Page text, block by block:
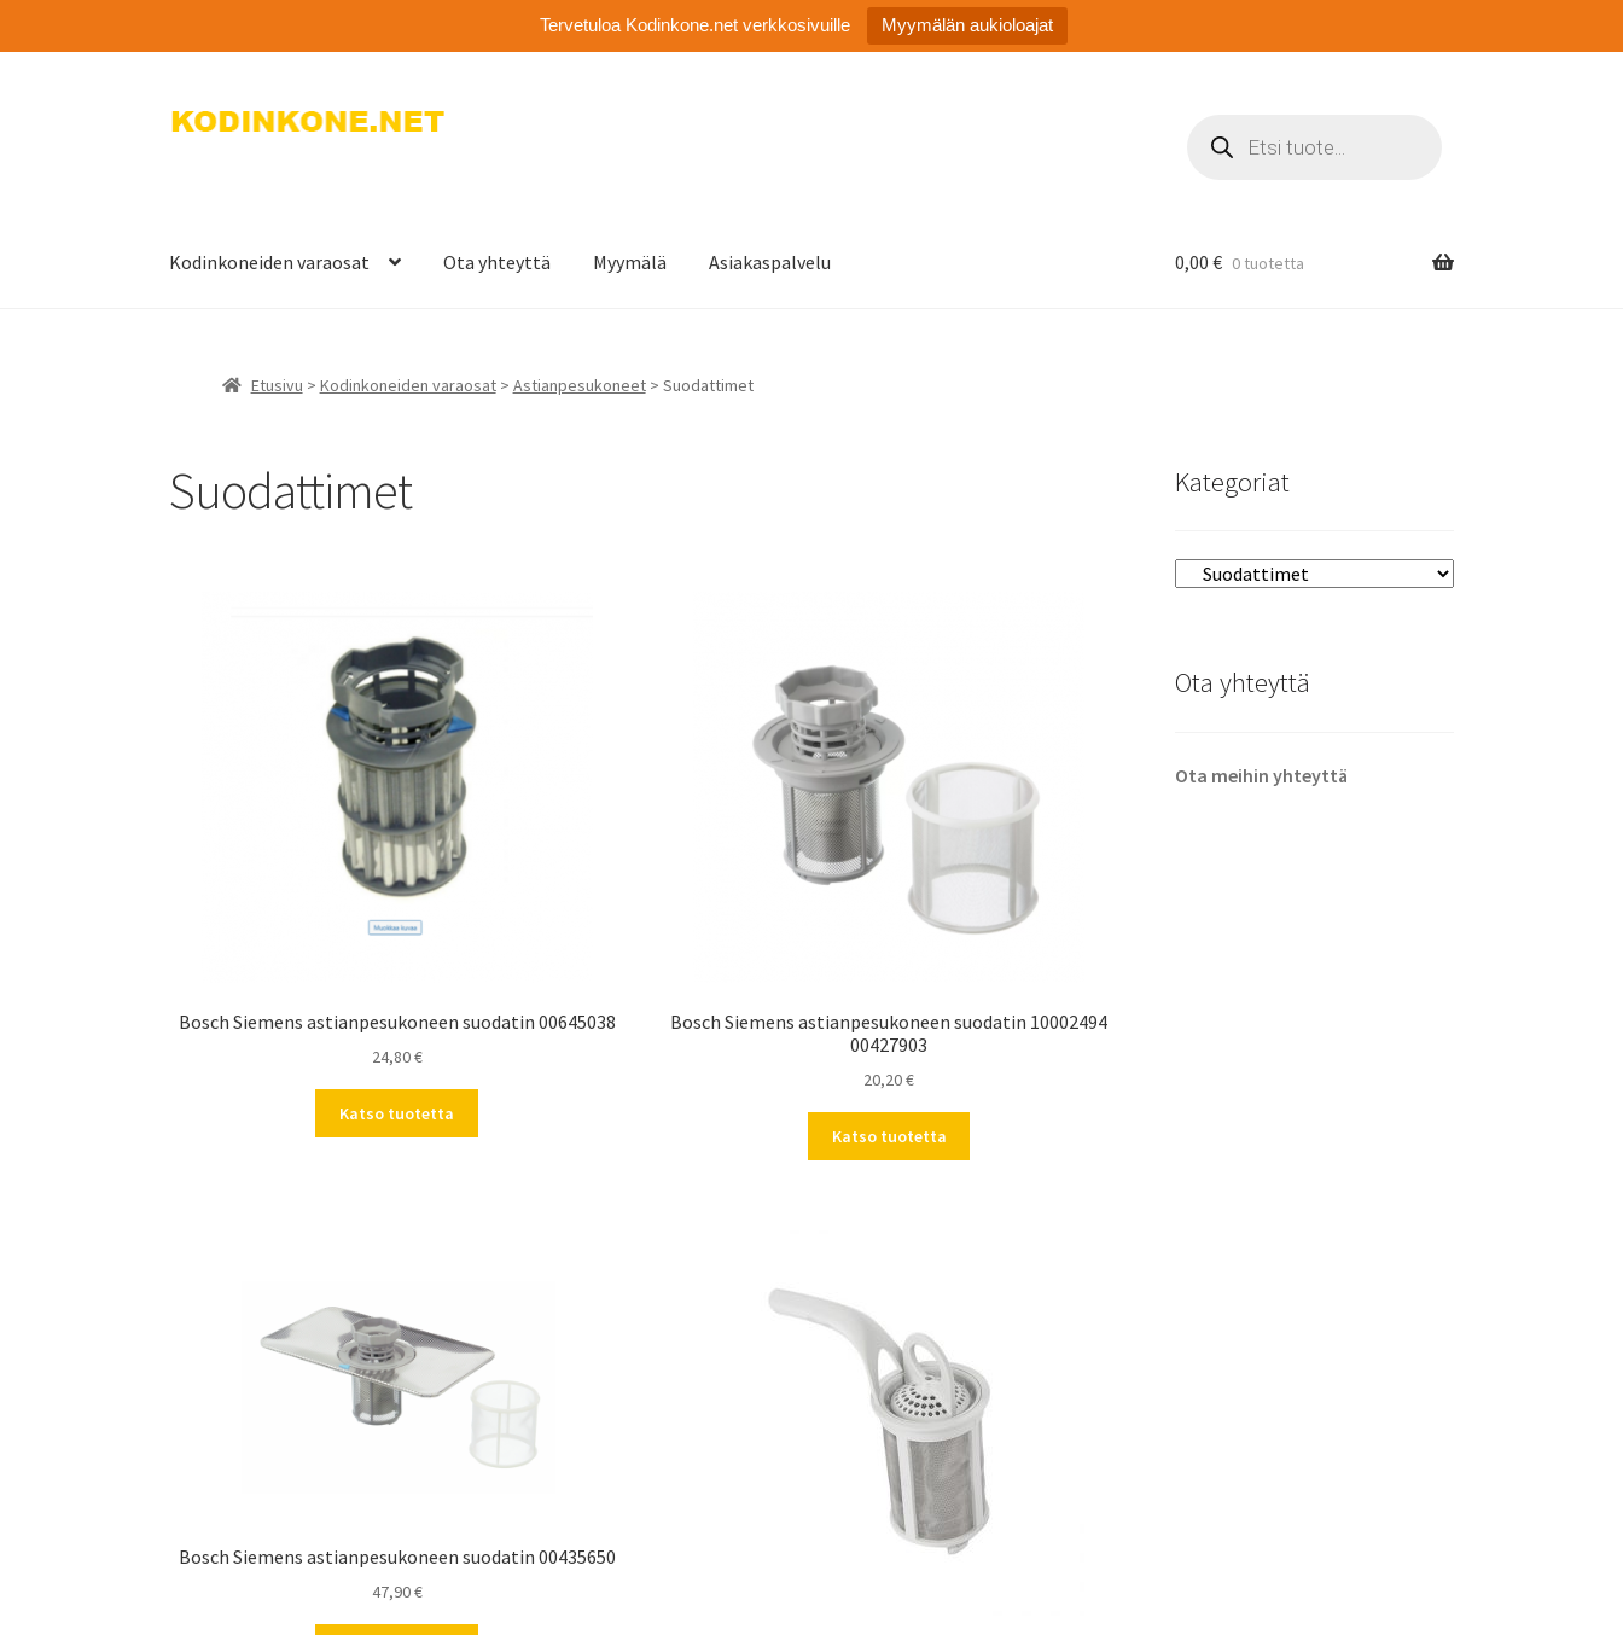
Tervetuloa Kodinkone.net verkkosivuille Myymälän aukioloajat
Siirry
Siirry
search
Kodinkoneiden varaosat Ota yhteyttä Myymälä Asiakaspalvelu 0,00 € 0 tuotetta
Etusivu > Kodinkoneiden varaosat> Astianpesukoneet> Suodattimet
Suodattimet
Bosch Siemens astianpesukoneen suodatin 00645038
24,80€
Katso tuotetta
Bosch Siemens astianpesukoneen suodatin 10002494
00427903
20,20€
Katso tuotetta
Bosch Siemens astianpesukoneen suodatin 00435650
47,90€
Kategoriat
Ota yhteyttä
Ota meihin yhteyttä